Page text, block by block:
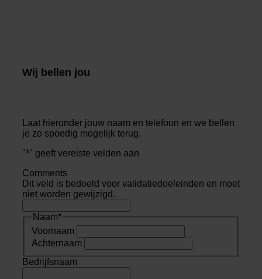
Wij bellen jou
Laat hieronder jouw naam en telefoon en we bellen
je zo spoedig mogelijk terug.
"*" geeft vereiste velden aan
Comments
Dit veld is bedoeld voor validatiedoeleinden en moet
niet worden gewijzigd.
Naam*
Voornaam
Achternaam
Bedrijfsnaam